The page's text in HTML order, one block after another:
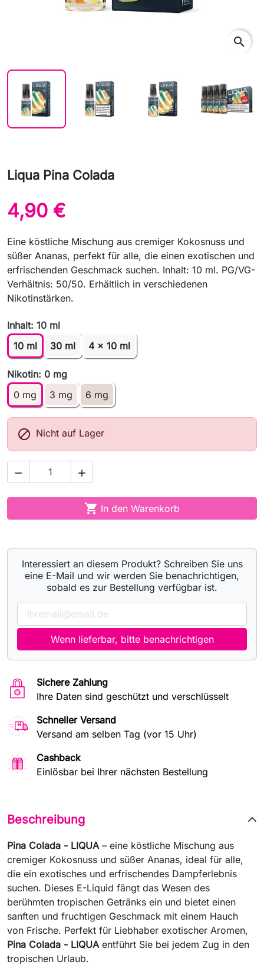
search
Liqua Pina Colada
4,90 €
Eine köstliche Mischung aus cremiger Kokosnuss und
süßer Ananas, perfekt für alle, die einen exotischen und
erfrischenden Geschmack suchen. Inhalt: 10 ml. PG/VG-
Verhältnis: 50/50. Erhältlich in verschiedenen
Nikotinstärken.
Inhalt: 10 ml
10 ml
30 ml 4 x 10 ml
Nikotin: 0 mg
0 mg
3 mg 6 mg
 Nicht auf Lager
 
 In den Warenkorb
Interessiert an diesem Produkt? Schreiben Sie uns
eine E-Mail und wir werden Sie benachrichtigen,
sobald es zur Bestellung verfügbar ist.
Wenn lieferbar, bitte benachrichtigen
Sichere Zahlung
Ihre Daten sind geschützt und verschlüsselt
Schneller Versand
Versand am selben Tag (vor 15 Uhr)
Cashback
Einlösbar bei Ihrer nächsten Bestellung
Beschreibung
Pina Colada - LIQUA – eine köstliche Mischung aus
cremiger Kokosnuss und süßer Ananas, ideal für alle,
die ein exotisches und erfrischendes Dampferlebnis
suchen. Dieses E-Liquid fängt das Wesen des
berühmten tropischen Getränks ein und bietet einen
sanften und fruchtigen Geschmack mit einem Hauch
von Frische. Perfekt für Liebhaber exotischer Aromen,
Pina Colada - LIQUA entführt Sie bei jedem Zug in den
tropischen Urlaub.